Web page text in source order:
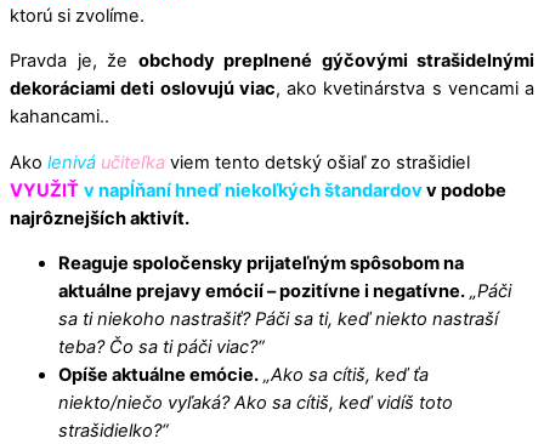
ktorú si zvolíme.
Pravda je, že obchody preplnené gýčovými strašidelnými
dekoráciami deti oslovujú viac, ako kvetinárstva s vencami a
kahancami..
Ako lenivá učiteľka viem tento detský ošiaľ zo strašidiel
VYUŽIŤ v napĺňaní hneď niekoľkých štandardovv podobe
najrôznejších aktivít.
Reaguje spoločensky prijateľným spôsobom na
aktuálne prejavy emócií – pozitívne i negatívne. „Páči
sa ti niekoho nastrašiť? Páči sa ti, keď niekto nastraší
teba? Čo sa ti páči viac?“
Opíše aktuálne emócie. „Ako sa cítiš, keď ťa
niekto/niečo vyľaká? Ako sa cítiš, keď vidíš toto
strašidielko?“